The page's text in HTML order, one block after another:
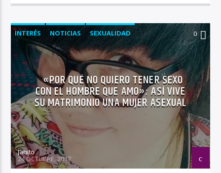
INTERÉS NOTICIAS SEXUALIDAD 0
«POR QUÉ NO QUIERO TENER SEXO
CON EL HOMBRE QUE AMO»: ASÍ VIVE
SU MATRIMONIO UNA MUJER ASEXUAL
Janito
24 OCTUBRE, 2017